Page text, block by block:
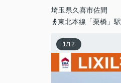
埼玉県久喜市佐間
東北本線「栗橋」
1/12